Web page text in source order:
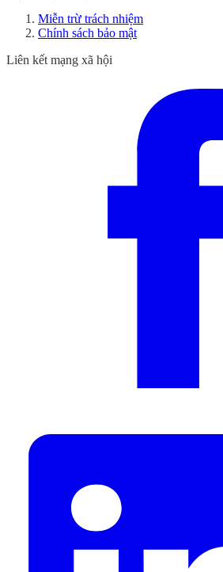
Miễn trừ trách nhiệm
Chính sách bảo mật
Liên kết mạng xã hội